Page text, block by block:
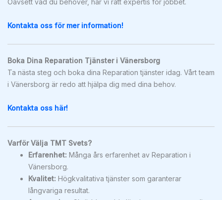
Kontakta oss för mer information!
Boka Dina Reparation Tjänster i Vänersborg
Ta nästa steg och boka dina Reparation tjänster idag. Vårt team
i Vänersborg är redo att hjälpa dig med dina behov.
Kontakta oss här!
Varför Välja TMT Svets?
Erfarenhet: Många års erfarenhet av Reparation i
Vänersborg.
Kvalitet: Högkvalitativa tjänster som garanterar
långvariga resultat.